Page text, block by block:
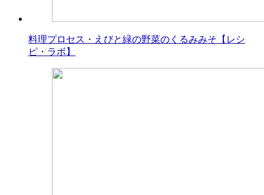
料理プロセス・えびと緑の野菜のくるみみそ【レシ
ピ・ラボ】